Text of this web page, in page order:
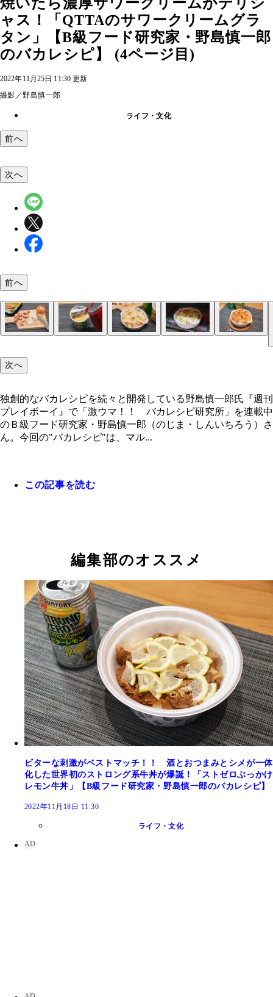
ャス！「QTTAのサワークリームグラ
タン」【B級フード研究家・野島慎一郎
のバカレシピ】 (4ページ目)
2022年11月25日 11:30 更新
撮影／野島慎一郎
ライフ・文化
前へ
（１）下準備！ タマネギをさいの目切りに、金
（２）熱湯！ 下準備ができたらQTTAサワークリ
（３）入れる！ グラタン皿に（２）のQTTAの麺
（４）焼く！ （３）にとろけるチーズをかけ、
（５）完成！「QTTAのサワークリームグラタン」
独創的なバカレシピを続々と開発している野島慎
次へ
前へ
次へ
独創的なバカレシピを続々と開発している野島慎一郎氏『週刊
プレイボーイ』で「激ウマ！！ バカレシピ研究所」を連載中
のＢ級フード研究家・野島慎一郎（のじま・しんいちろう）さ
ん。今回の"バカレシピ"は、マル...
この記事を読む
編集部のオススメ
ビターな刺激がベストマッチ！！ 酒とおつまみとシメが一体
化した世界初のストロング系牛丼が爆誕！「ストゼロぶっかけ
レモン牛丼」【B級フード研究家・野島慎一郎のバカレシピ】
2022年11月18日 11:30
ライフ・文化